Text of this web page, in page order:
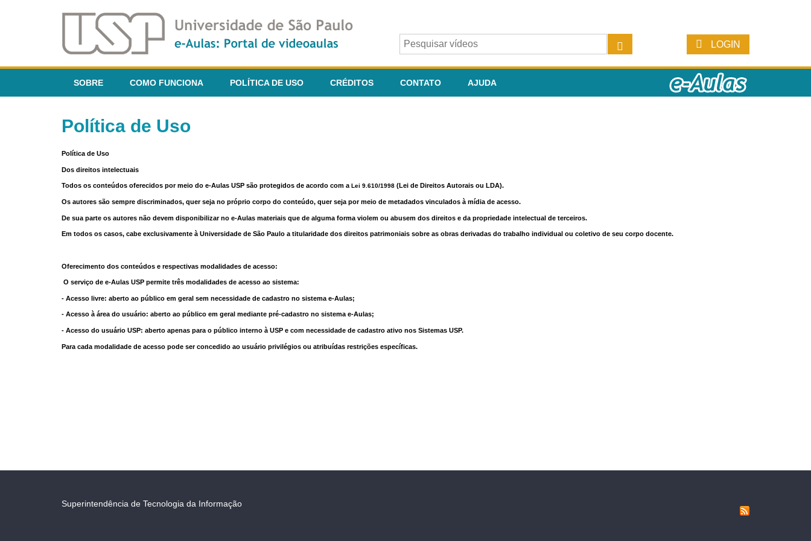
LOGIN
SOBRE COMO FUNCIONA POLÍTICA DE USO CRÉDITOS CONTATO AJUDA
Política de Uso
Política de Uso
Dos direitos intelectuais
Todos os conteúdos oferecidos por meio do e-Aulas USP são protegidos de acordo com a Lei 9.610/1998 (Lei de Direitos Autorais ou LDA).
Os autores são sempre discriminados, quer seja no próprio corpo do conteúdo, quer seja por meio de metadados vinculados à mídia de acesso.
De sua parte os autores não devem disponibilizar no e-Aulas materiais que de alguma forma violem ou abusem dos direitos e da propriedade intelectual de terceiros.
Em todos os casos, cabe exclusivamente à Universidade de São Paulo a titularidade dos direitos patrimoniais sobre as obras derivadas do trabalho individual ou coletivo de seu corpo docente.
Oferecimento dos conteúdos e respectivas modalidades de acesso:
O serviço de e-Aulas USP permite três modalidades de acesso ao sistema:
- Acesso livre: aberto ao público em geral sem necessidade de cadastro no sistema e-Aulas;
- Acesso à área do usuário: aberto ao público em geral mediante pré-cadastro no sistema e-Aulas;
- Acesso do usuário USP: aberto apenas para o público interno à USP e com necessidade de cadastro ativo nos Sistemas USP.
Para cada modalidade de acesso pode ser concedido ao usuário privilégios ou atribuídas restrições específicas.
Superintendência de Tecnologia da Informação